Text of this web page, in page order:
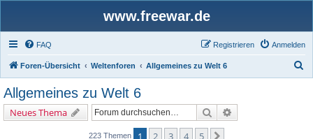
www.freewar.de
FAQ Anmelden
Registrieren
Foren-Übersicht Weltenforen Allgemeines zu Welt 6
Allgemeines zu Welt 6
Neues Thema Suche
223 Themen 1 2 3 4 5